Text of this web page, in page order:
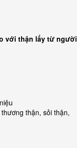
với thận lấy từ người
thận, sỏi thận,